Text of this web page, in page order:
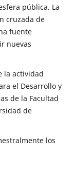
pública. La
cruzada de
fuente
nuevas
la actividad
el Desarrollo y
de la Facultad
de
los